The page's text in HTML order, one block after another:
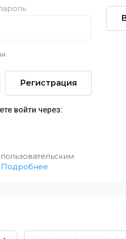
Регистрация
войти через:
Подробнее